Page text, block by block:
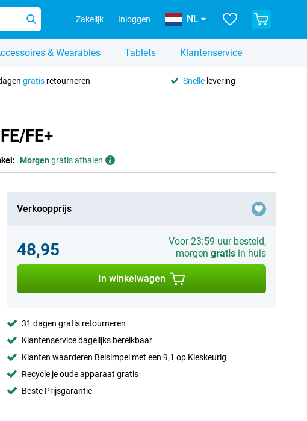
Zakelijk Inloggen NL
& Wearables Tablets Klantenservice
gratisretourneren Snellelevering
FE+
Morgengratis afhalen
Verkoopprijs
48,95
Voor 23:59 uur besteld,
morgen gratisin huis
In winkelwagen
31 dagen gratis retourneren
Klantenservice dagelijks bereikbaar
Klanten waarderen Belsimpel met een 9,1 op Kieskeurig
Recycleje oude apparaat gratis
Beste Prijsgarantie